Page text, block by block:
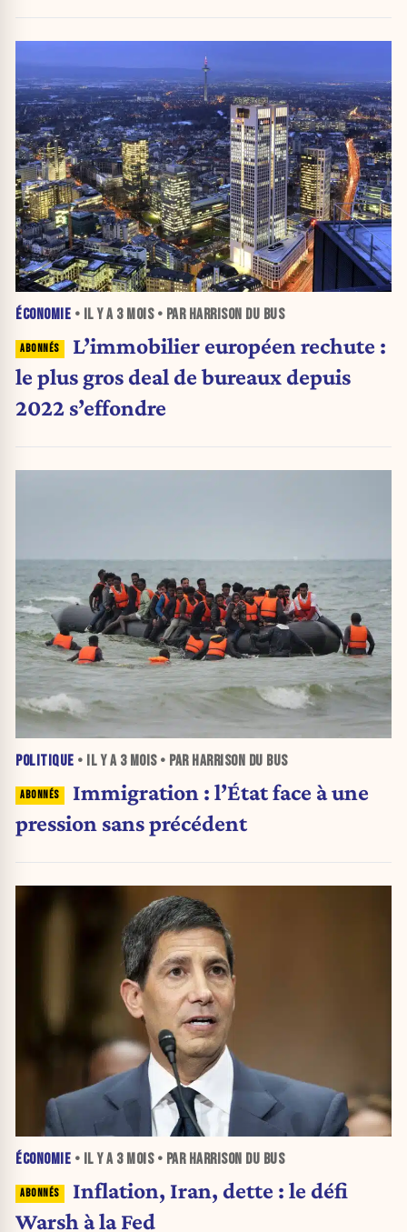
ÉCONOMIE • IL Y A 3 MOIS• PAR HARRISON DU BUS
L’immobilier européen rechute :
le plus gros deal de bureaux depuis
2022 s’effondre
POLITIQUE • IL Y A 3 MOIS• PAR HARRISON DU BUS
Immigration : l’État face à une
pression sans précédent
ÉCONOMIE • IL Y A 3 MOIS• PAR HARRISON DU BUS
Inflation, Iran, dette : le défi
Warsh à la Fed